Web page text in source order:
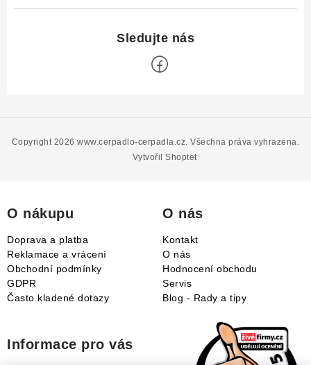
Vytvořil Shoptet
Copyright 2026www.cerpadlo-cerpadla.cz. Všechna práva vyhrazena.
O nákupu
Doprava a platba
Reklamace a vrácení
Obchodní podmínky
GDPR
Často kladené dotazy
O nás
Kontakt
O nás
Hodnocení obchodu
Servis
Blog - Rady a tipy
Informace pro vás